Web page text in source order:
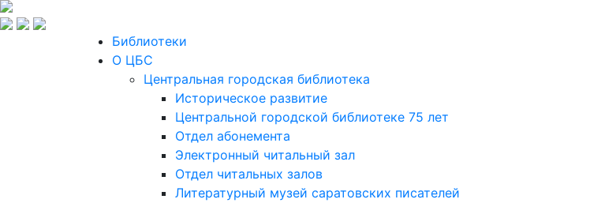
Библиотеки
О ЦБС
Центральная городская библиотека
Историческое развитие
Центральной городской библиотеке 75 лет
Отдел абонемента
Электронный читальный зал
Отдел читальных залов
Литературный музей саратовских писателей